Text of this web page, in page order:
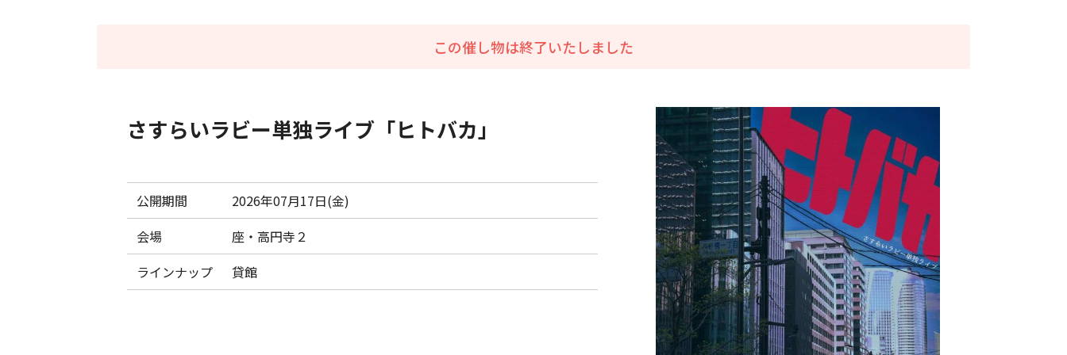
この催し物は終了いたしました
さすらいラビー単独ライブ「ヒトバカ」
公開期間
2026年07月17日(金)
会場
座・高円寺２
ラインナップ
貸館